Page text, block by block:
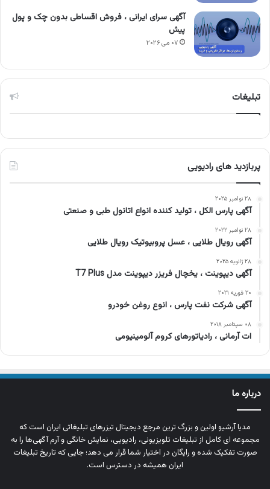
آگهی سرای ایرانی ، فروش اقساطی بدون چک و پول
پیش
۰۷ می ۲۰۲۶
تبلیغات
پربازدید های رادیویی
۲۸ نوامبر ۲۰۲۵
آگهی پارس الکل ، تولید کننده انواع اتانول طبی و صنعتی
۲۸ نوامبر ۲۰۲۲
آگهی رویال طلایی ، عسل پروبیوتیک رویال طلایی
۲۸ ژانویه ۲۰۲۵
آگهی دیپوینت ، یخچال فریزر دیپوینت مدل T7 Plus
۲۰ فوریه ۲۰۲۱
آگهی شرکت نفت پارس ، انوع روغن خودرو
۰۸ سپتامبر ۲۰۱۸
ات آرمانی ، رادیاتورهای کروم آلومینیومی
درباره ما
مدیا آرشیو اولین و بزرگ‌ ترین مرجع دیجیتال تیزرهای تبلیغاتی ایران است که
مجموعه‌ ای کامل از تبلیغات تلویزیونی، رادیویی، نمایش خانگی و آرم‌ آگهی‌ها را به‌
صورت تفکیک‌ شده و رایگان در اختیار شما قرار می‌ دهد؛ جایی که تاریخ تبلیغات
ایران همیشه در دسترس است.